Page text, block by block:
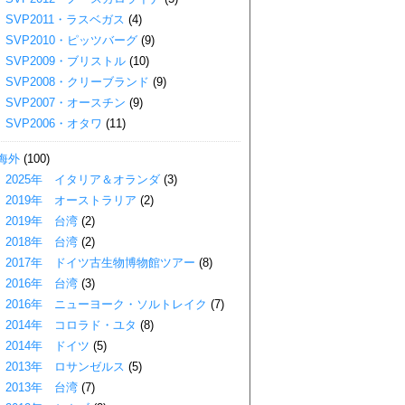
SVP2011・ラスベガス (4)
SVP2010・ピッツバーグ (9)
SVP2009・ブリストル (10)
SVP2008・クリーブランド (9)
SVP2007・オースチン (9)
SVP2006・オタワ (11)
外 (100)
2025年 イタリア＆オランダ (3)
2019年 オーストラリア (2)
2019年 台湾 (2)
2018年 台湾 (2)
2017年 ドイツ古生物博物館ツアー (8)
2016年 台湾 (3)
2016年 ニューヨーク・ソルトレイク (7)
2014年 コロラド・ユタ (8)
2014年 ドイツ (5)
2013年 ロサンゼルス (5)
2013年 台湾 (7)